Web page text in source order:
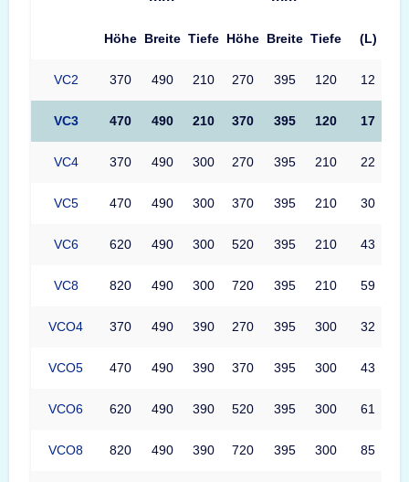
Höhe Breite Tiefe Höhe Breite Tiefe (L)
VC2 370 490 210 270 395 120 12
VC3 470 490 210 370 395 120 17
VC4 370 490 300 270 395 210 22
VC5 470 490 300 370 395 210 30
VC6 620 490 300 520 395 210 43
VC8 820 490 300 720 395 210 59
VCO4 370 490 390 270 395 300 32
VCO5 470 490 390 370 395 300 43
VCO6 620 490 390 520 395 300 61
VCO8 820 490 390 720 395 300 85